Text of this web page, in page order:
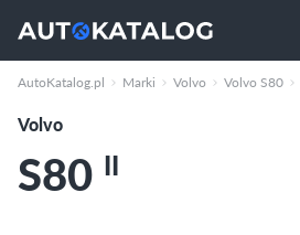
AutoKatalog.pl Marki Volvo Volvo S80
Volvo
S80 II